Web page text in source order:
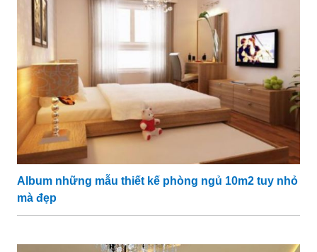
Album những mẫu thiết kế phòng ngủ 10m2 tuy nhỏ
mà đẹp